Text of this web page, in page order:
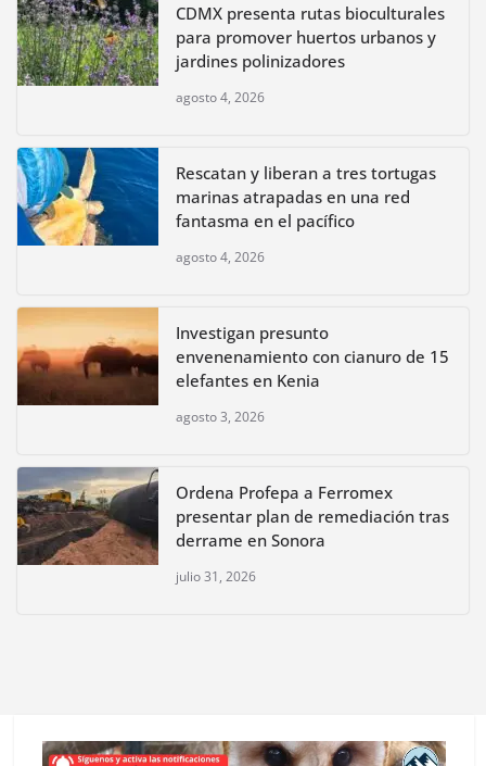
CDMX presenta rutas bioculturales
para promover huertos urbanos y
jardines polinizadores
agosto 4, 2026
Rescatan y liberan a tres tortugas
marinas atrapadas en una red
fantasma en el pacífico
agosto 4, 2026
Investigan presunto
envenenamiento con cianuro de 15
elefantes en Kenia
agosto 3, 2026
Ordena Profepa a Ferromex
presentar plan de remediación tras
derrame en Sonora
julio 31, 2026